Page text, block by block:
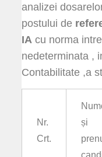
analizei
postului de
IAcu norma
nedeterminata ,
Contabilitate ,a
Nr.
Crt.
și